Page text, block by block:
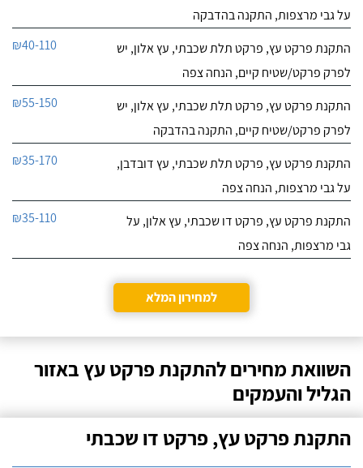
על גבי מרצפות, התקנה בהדבקה
התקנת פרקט עץ, פרקט תלת שכבתי, עץ אלון, יש
לפרק פרקט/שטיח קיים, הנחה צפה
₪40-110
התקנת פרקט עץ, פרקט תלת שכבתי, עץ אלון, יש
לפרק פרקט/שטיח קיים, התקנה בהדבקה
₪55-150
התקנת פרקט עץ, פרקט תלת שכבתי, עץ דובדבן,
על גבי מרצפות, הנחה צפה
₪35-170
התקנת פרקט עץ, פרקט דו שכבתי, עץ אלון, על
גבי מרצפות, הנחה צפה
₪35-110
למחירון המלא
השוואת מחירים להתקנת פרקט עץ באזור
הגליל והעמקים
התקנת פרקט עץ, פרקט דו שכבתי